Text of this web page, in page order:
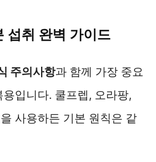
섭취 완벽 가이드
주의사항과 함께 가장 중요
입니다. 쿨프렙, 오라팡,
사용하든 기본 원칙은 같